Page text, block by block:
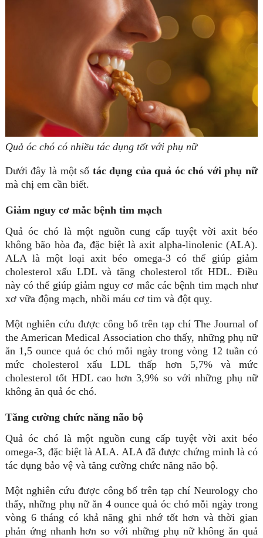
Quả óc chó có nhiều tác dụng tốt với phụ nữ
Dưới đây là một số tác dụng của quả óc chó với phụ nữ
mà chị em cần biết.
Giảm nguy cơ mắc bệnh tim mạch
Quả óc chó là một nguồn cung cấp tuyệt vời axit béo
không bão hòa đa, đặc biệt là axit alpha-linolenic (ALA).
ALA là một loại axit béo omega-3 có thể giúp giảm
cholesterol xấu LDL và tăng cholesterol tốt HDL. Điều
này có thể giúp giảm nguy cơ mắc các bệnh tim mạch như
xơ vữa động mạch, nhồi máu cơ tim và đột quỵ.
Một nghiên cứu được công bố trên tạp chí The Journal of
the American Medical Association cho thấy, những phụ nữ
ăn 1,5 ounce quả óc chó mỗi ngày trong vòng 12 tuần có
mức cholesterol xấu LDL thấp hơn 5,7% và mức
cholesterol tốt HDL cao hơn 3,9% so với những phụ nữ
không ăn quả óc chó.
Tăng cường chức năng não bộ
Quả óc chó là một nguồn cung cấp tuyệt vời axit béo
omega-3, đặc biệt là ALA. ALA đã được chứng minh là có
tác dụng bảo vệ và tăng cường chức năng não bộ.
Một nghiên cứu được công bố trên tạp chí Neurology cho
thấy, những phụ nữ ăn 4 ounce quả óc chó mỗi ngày trong
vòng 6 tháng có khả năng ghi nhớ tốt hơn và thời gian
phản ứng nhanh hơn so với những phụ nữ không ăn quả